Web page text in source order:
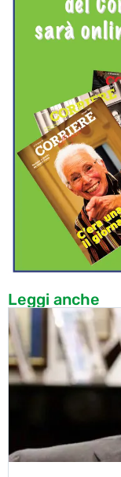
Leggi anche